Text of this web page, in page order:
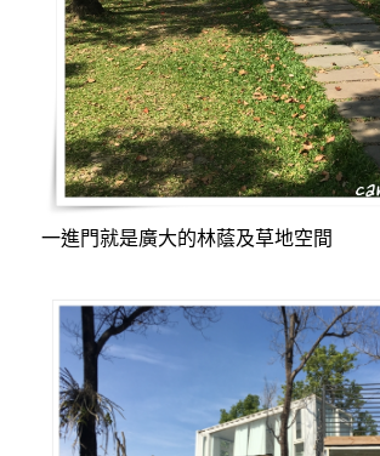
一進門就是廣大的林蔭及草地空間